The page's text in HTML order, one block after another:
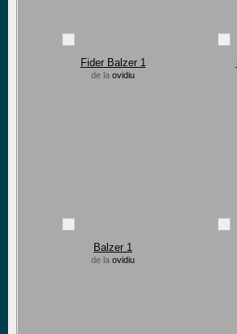
Fider Balzer 1
de la ovidiu
Balzer 1
de la ovidiu